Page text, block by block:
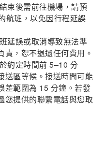
束後需前往機場，請預
航班，以免因行程延誤
延誤或取消導致無法準
責，恕不退還任何費用。
約定時間前 5–10 分
送區等候。接送時間可能
差範圍為 15 分鐘。若發
您提供的聯繫電話與您取